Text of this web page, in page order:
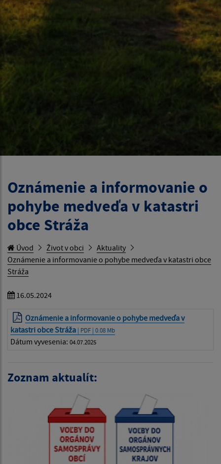
Oznámenie a informovanie o
pohybe medveďa v katastri
obce Stráža
Úvod Život v obci
Aktuality
Oznámenie a informovanie o pohybe medveďa v katastri obce
Stráža
16.05.2024
Oznámenie a informovanie o pohybe medveďa v
katastri obce Stráža | PDF | 0.08 Mb
Dátum vyvesenia: 04.07.2025
Zoznam aktualít: